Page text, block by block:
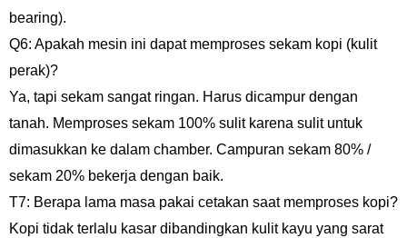
bearing).
Q6: Apakah mesin ini dapat memproses sekam kopi (kulit
perak)?
Ya, tapi sekam sangat ringan. Harus dicampur dengan
tanah. Memproses sekam 100% sulit karena sulit untuk
dimasukkan ke dalam chamber. Campuran sekam 80% /
sekam 20% bekerja dengan baik.
T7: Berapa lama masa pakai cetakan saat memproses kopi?
Kopi tidak terlalu kasar dibandingkan kulit kayu yang sarat